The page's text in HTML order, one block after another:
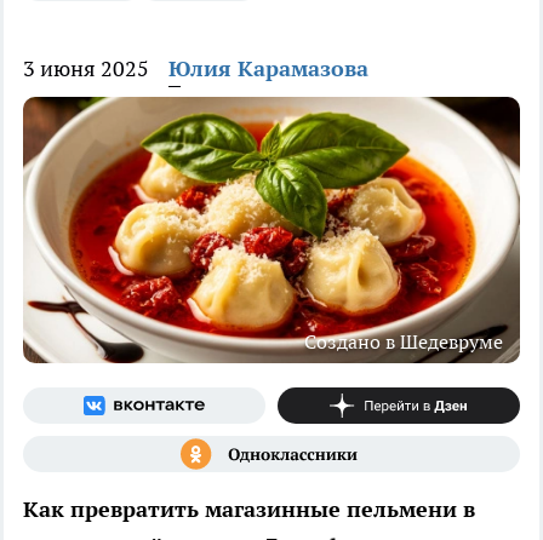
3 июня 2025 Юлия Карамазова
Создано в Шедевруме
Как превратить магазинные пельмени в